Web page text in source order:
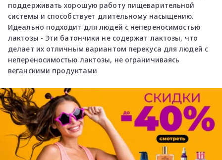
поддерживать хорошую работу пищеварительной
системы и способствует длительному насыщению.
Идеально подходит для людей с непереносимостью
лактозы - Эти батончики не содержат лактозы, что
делает их отличным вариантом перекуса для людей с
непереносимостью лактозы, не ограничиваясь
веганскими продуктами